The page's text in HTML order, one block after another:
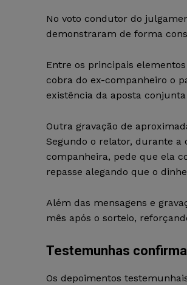
No voto condutor do
demonstraram de forma
Entre os principais
cobra do ex-companheiro o
existência da aposta
Outra gravação de
Segundo o relator, durante a
companheira, pede que ela
repasse alegando que o
Além das mensagens e
mês após o sorteio,
Testemunhas
Os depoimentos